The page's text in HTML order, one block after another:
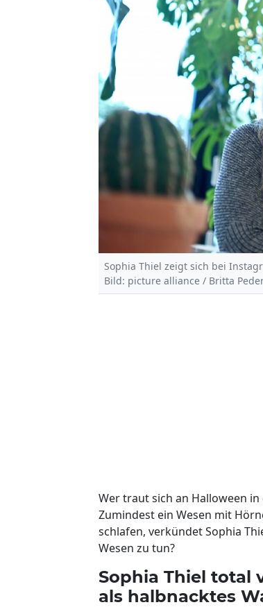
Sophia Thiel zeigt sich bei
Bild: picture alliance / Britta
Wer traut sich an Halloween
Zumindest ein Wesen mit
schlafen, verkündet Sophia
Wesen zu tun?
Sophia Thiel total
als halbnacktes